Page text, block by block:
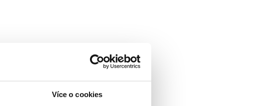
Více o cookies